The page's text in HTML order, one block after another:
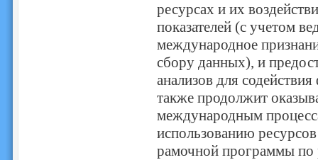
ресурсах и их
показателей (с учетом
международное
сбору данных), и
анализов для
также продолжит
международным
использованию
рамочной программы по